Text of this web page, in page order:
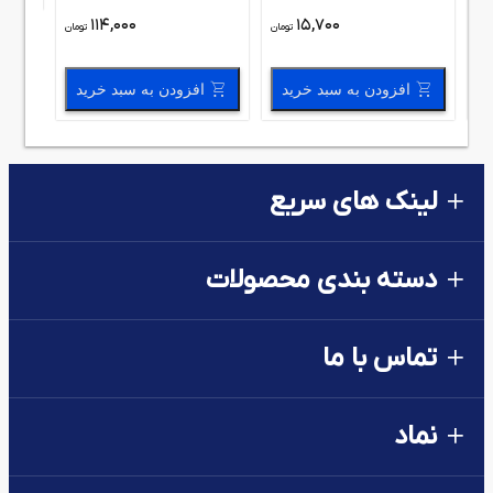
15,700 تومان
افزودن به سبد خرید
114,000 تومان
افزودن به سبد خرید
لینک های سریع
دسته بندی محصولات
تماس با ما
نماد